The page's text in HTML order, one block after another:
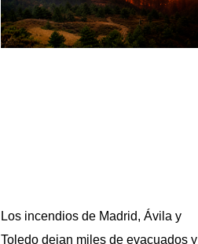
Los incendios de Madrid, Ávila y
Toledo dejan miles de evacuados y